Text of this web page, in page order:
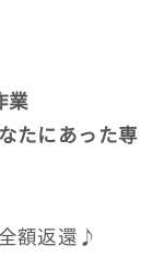
業
たにあった専
額返還♪